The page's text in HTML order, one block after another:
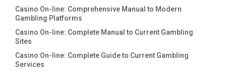
Casino On-line: Comprehensive Manual to Modern
Gambling Platforms
Casino On-line: Complete Manual to Current Gambling
Sites
Casino On-line: Complete Guide to Current Gambling
Services